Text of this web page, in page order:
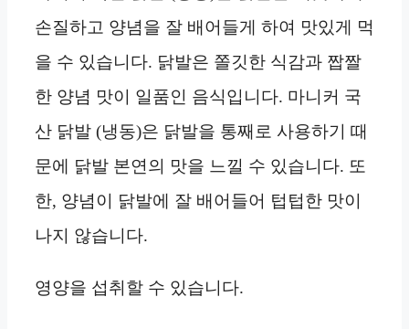
손질하고 양념을 잘 배어들게 하여 맛있게 먹
을 수 있습니다. 닭발은 쫄깃한 식감과 짭짤
한 양념 맛이 일품인 음식입니다. 마니커 국
산 닭발 (냉동)은 닭발을 통째로 사용하기 때
문에 닭발 본연의 맛을 느낄 수 있습니다. 또
한, 양념이 닭발에 잘 배어들어 텁텁한 맛이
나지 않습니다.
영양을 섭취할 수 있습니다.